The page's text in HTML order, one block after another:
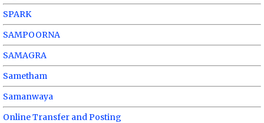
SPARK
SAMPOORNA
SAMAGRA
Sametham
Samanwaya
Online Transfer and Posting